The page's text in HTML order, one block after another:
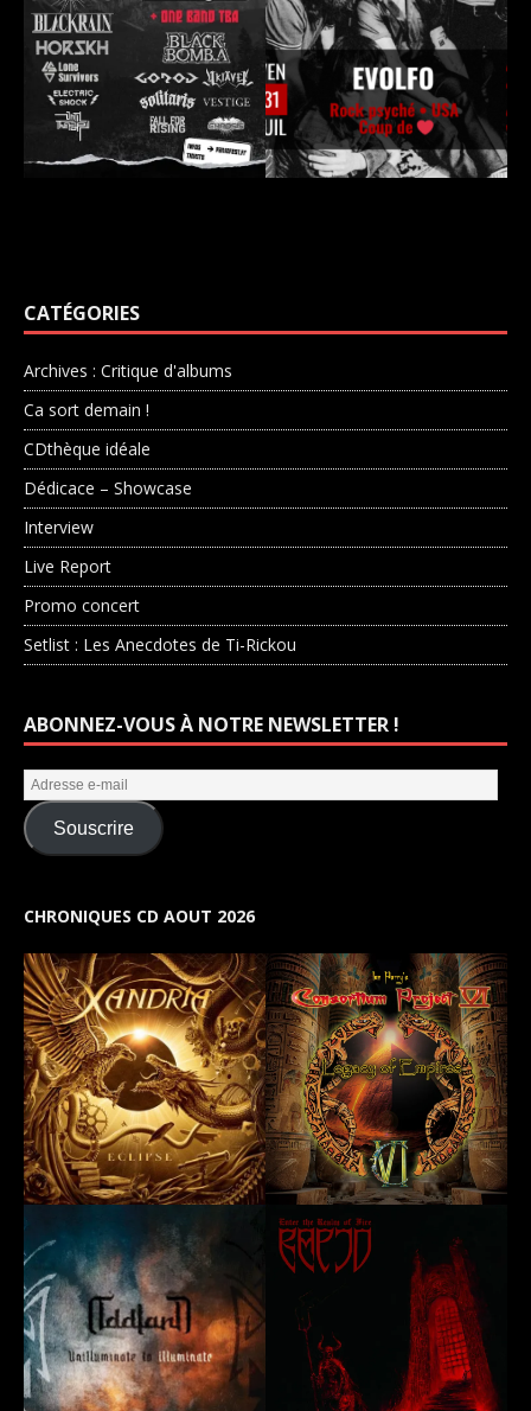
CATÉGORIES
Archives : Critique d'albums
Ca sort demain !
CDthèque idéale
Dédicace – Showcase
Interview
Live Report
Promo concert
Setlist : Les Anecdotes de Ti-Rickou
ABONNEZ-VOUS À NOTRE NEWSLETTER !
Souscrire
CHRONIQUES CD AOUT 2026